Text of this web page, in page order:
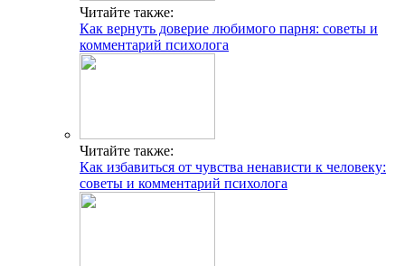
Читайте также:
Как вернуть доверие любимого парня: советы и
комментарий психолога
Читайте также:
Как избавиться от чувства ненависти к человеку:
советы и комментарий психолога